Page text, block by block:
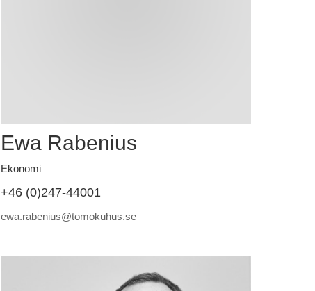
Ewa Rabenius
Ekonomi
+46 (0)247-44001
ewa.rabenius@tomokuhus.se